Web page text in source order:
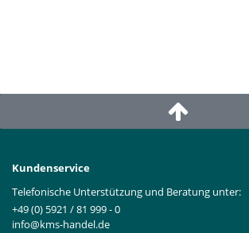
Kundenservice
Telefonische Unterstützung und Beratung unter:
+49 (0) 5921 / 81 999 - 0
info@kms-handel.de